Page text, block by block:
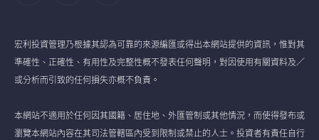
宏利投資管理乃根據其認為可靠的來源編匯或得出本網站提供的資訊，惟對其
準確性、正確性、有用性及完整性概不發表任何聲明，對因使用有關資料及／
或分析而引致的任何損失亦概不負責。
本網站不適用於任何因其國籍、居住地、外匯管制或其他情況，而使得發布或
瀏覽本網站內容在其司法管轄區內受到限制或禁止的人士。投資者有責任自行